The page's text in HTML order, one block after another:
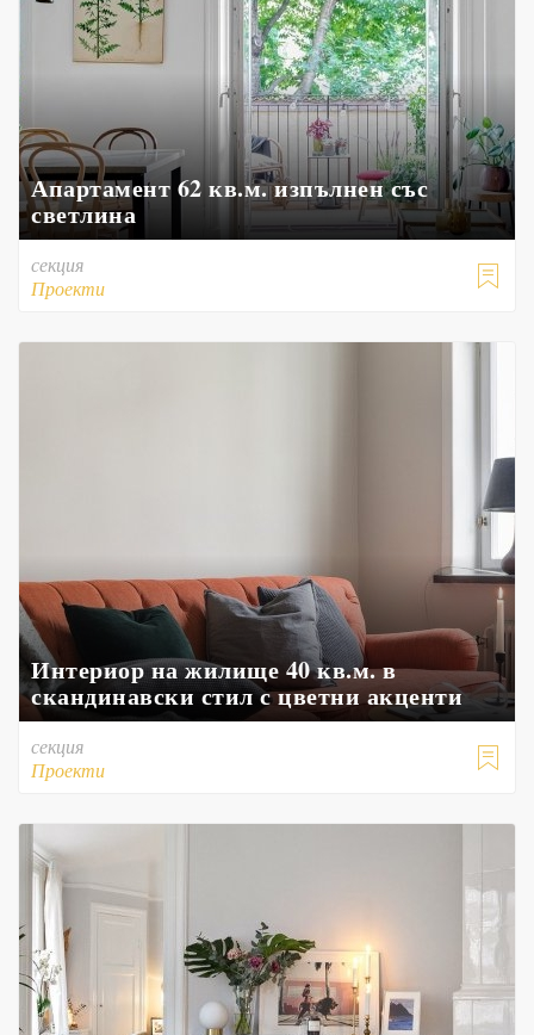
Апартамент 62 кв.м. изпълнен със
светлина

секция
Проекти
Интериор на жилище 40 кв.м. в
скандинавски стил с цветни акценти

секция
Проекти